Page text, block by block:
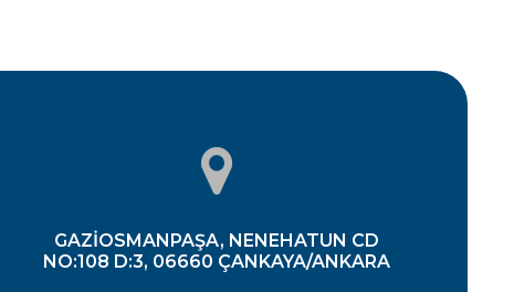
GAZIOSMANPAŞA, NENEHATUN CD
NO:108 D:3, 06660 ÇANKAYA/ANKARA